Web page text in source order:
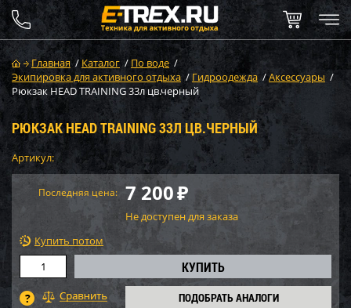
Главная / Каталог / По воде /
Экипировка для активного отдыха / Гидроодежда /Аксессуары /
Рюкзак HEAD TRAINING 33л цв.черный
РЮКЗАК HEAD TRAINING 33Л ЦВ.ЧЕРНЫЙ
Артикул:
Последняя цена: 7 200₽
Не доступен для заказа
Купить потом
ПОДОБРАТЬ АНАЛОГИ